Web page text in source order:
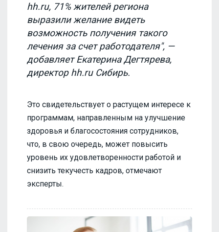
hh.ru, 71% жителей региона
выразили желание видеть
возможность получения такого
лечения за счет работодателя", —
добавляет Екатерина Дегтярева,
директор hh.ru Сибирь.
Это свидетельствует о растущем интересе к
программам, направленным на улучшение
здоровья и благосостояния сотрудников,
что, в свою очередь, может повысить
уровень их удовлетворенности работой и
снизить текучесть кадров, отмечают
эксперты.